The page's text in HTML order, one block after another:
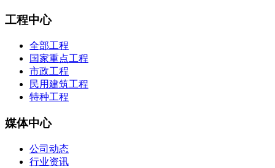
工程中心
全部工程
国家重点工程
市政工程
民用建筑工程
特种工程
媒体中心
公司动态
行业资讯